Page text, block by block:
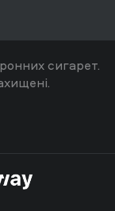
сигарет.